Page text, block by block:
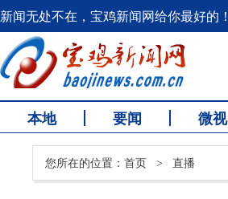
新闻无处不在，宝鸡新闻网给你最好的！
本地 要闻 微视
您所在的位置： 首页 > 直播